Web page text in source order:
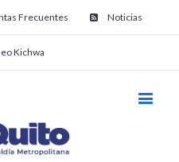
Frecuentes Noticias
Kichwa